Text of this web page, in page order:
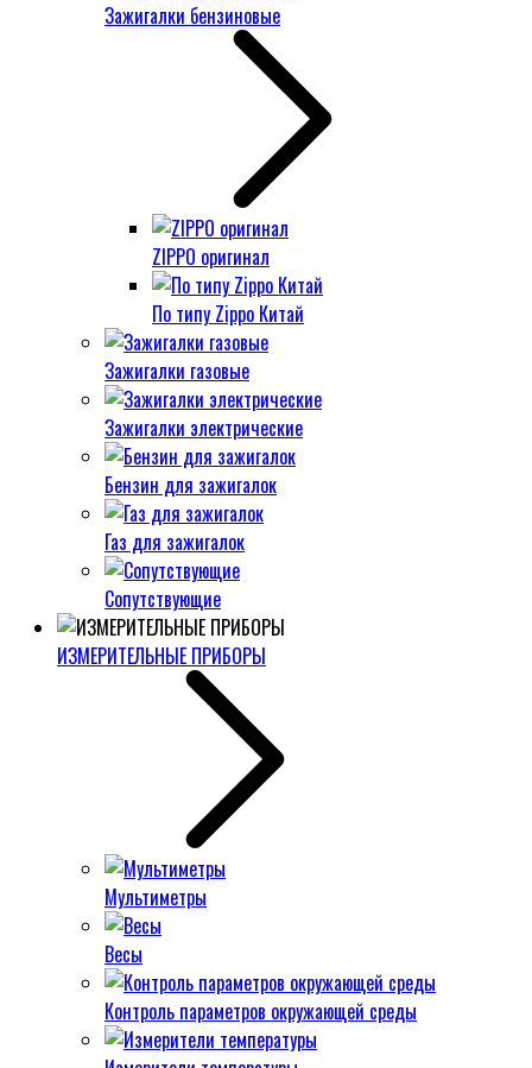
Зажигалки бензиновые
ZIPPO оригинал
По типу Zippo Китай
Зажигалки газовые
Зажигалки электрические
Бензин для зажигалок
Газ для зажигалок
Сопутствующие
ИЗМЕРИТЕЛЬНЫЕ ПРИБОРЫ
Мультиметры
Весы
Контроль параметров окружающей среды